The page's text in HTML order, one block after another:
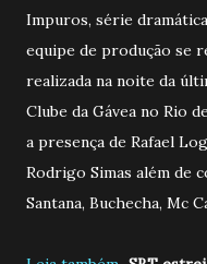
Impuros, série
equipe de produção se
realizada na noite da
Clube da Gávea no Rio
a presença de Rafael
Rodrigo Simas além de
Santana, Buchecha, Mc